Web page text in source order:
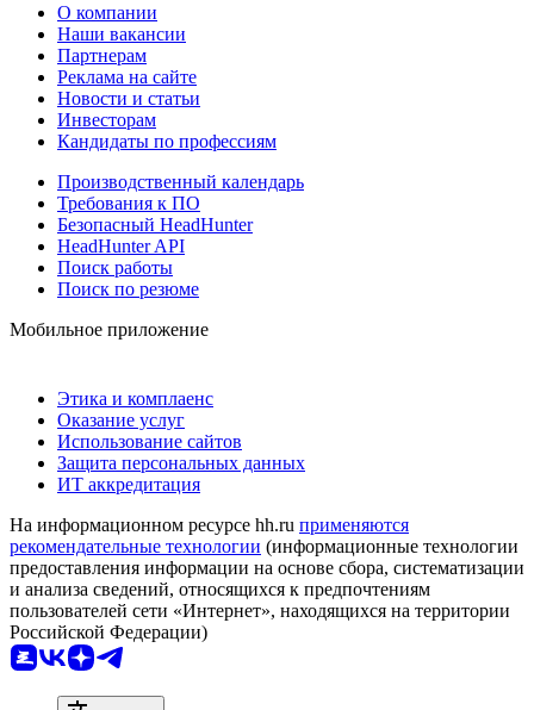
О компании
Наши вакансии
Партнерам
Реклама на сайте
Новости и статьи
Инвесторам
Кандидаты по профессиям
Производственный календарь
Требования к ПО
Безопасный HeadHunter
HeadHunter API
Поиск работы
Поиск по резюме
Мобильное приложение
Этика и комплаенс
Оказание услуг
Использование сайтов
Защита персональных данных
ИТ аккредитация
На информационном ресурсе hh.ru применяются
рекомендательные технологии (информационные технологии
предоставления информации на основе сбора, систематизации
и анализа сведений, относящихся к предпочтениям
пользователей сети «Интернет», находящихся на территории
Российской Федерации)